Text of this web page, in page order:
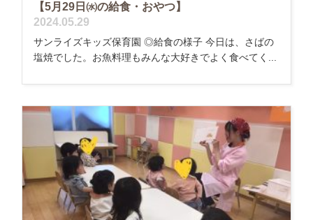
【5月29日㈬の給食・おやつ】
2024.05.29
サンライズキッズ保育園 ◎給食の様子 今日は、さばの
塩焼でした。お魚料理もみんな大好きでよく食べてく...